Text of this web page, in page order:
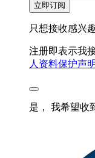
立即订阅
只想接收感兴
注册即表示我
人资料保护声明
是， 我希望收